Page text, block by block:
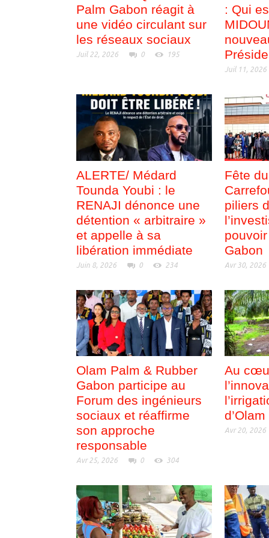
Palm Gabon réagit à
une vidéo circulant sur
les réseaux sociaux
Juil 22, 2026 0 195
: Qui
Juil 11, 2026
ALERTE/ Médard
Tounda Youbi : le
RENAJI dénonce une
détention « arbitraire »
et appelle à sa
libération immédiate
Juin 8, 2026 0 234
Fête
piliers
Gabon
Avr 30, 2026
Olam Palm & Rubber
Gabon participe au
Forum des ingénieurs
sociaux et réaffirme
son approche
responsable
Avr 25, 2026 0 304
Au
Avr 20, 2026